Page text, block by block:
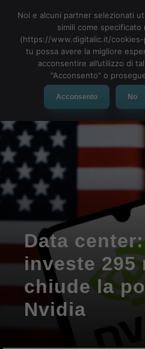
MENU
Data
investe 295
chiude la
Nvidia
Noi e alcuni partner selezionati
simili come specificato
(https://www.digitalic.it/
tu possa avere la migliore
acconsentire all’utilizzo di
"Acconsento" o
Acconsento No